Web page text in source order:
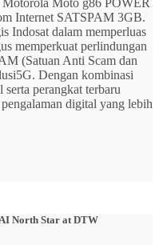
Moto g86 POWER
Internet SATSPAM 3GB.
Indosat dalam memperluas
memperkuat perlindungan
(Satuan Anti Scam dan
Dengan kombinasi
perangkat terbaru
digital yang lebih
North Star at DTW